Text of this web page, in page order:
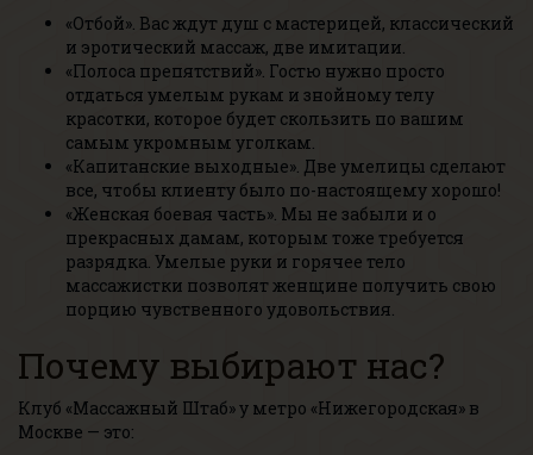
«Отбой». Вас ждут душ с мастерицей, классический
и эротический массаж, две имитации.
«Полоса препятствий». Гостю нужно просто
отдаться умелым рукам и знойному телу
красотки, которое будет скользить по вашим
самым укромным уголкам.
«Капитанские выходные». Две умелицы сделают
все, чтобы клиенту было по-настоящему хорошо!
«Женская боевая часть». Мы не забыли и о
прекрасных дамам, которым тоже требуется
разрядка. Умелые руки и горячее тело
массажистки позволят женщине получить свою
порцию чувственного удовольствия.
Почему выбирают нас?
Клуб «Массажный Штаб» у метро «Нижегородская» в
Москве — это: